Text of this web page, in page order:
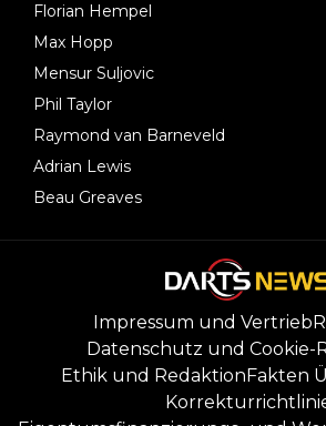
Florian Hempel
Max Hopp
Mensur Suljovic
Phil Taylor
Raymond van Barneveld
Adrian Lewis
Beau Greaves
Impressum und Vertrieb
Datenschutz und Cookie-
Ethik und RedaktionFakten